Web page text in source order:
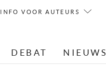
INFO VOOR AUTEURS
DEBAT NIEUWS